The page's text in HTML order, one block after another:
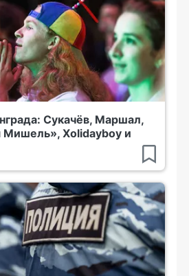
Сукачёв, Маршал,
Мишель», Xolidayboy и